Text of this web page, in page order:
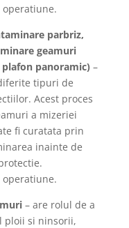
operatiune.
parbriz,
geamuri
panoramic) –
tipuri de
Acest proces
a mizeriei
fi curatata prin
inainte de
operatiune.
– are rolul de a
ploii si ninsorii,